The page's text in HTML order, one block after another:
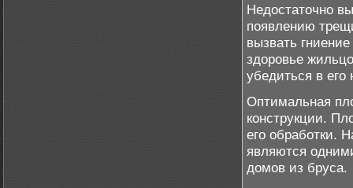
Недостаточно
появлению
вызвать
здоровье
убедиться в
Оптимальная
конструкции.
его обработки.
являются
домов из бруса.